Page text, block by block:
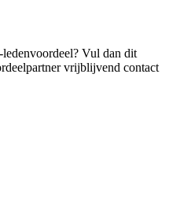
Vul dan dit
vrijblijvend contact